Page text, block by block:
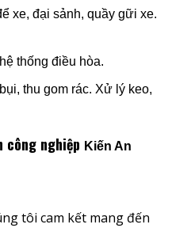
xe, đại sảnh, quầy gữi xe.
thống điều hòa.
thu gom rác. Xử lý keo,
công nghiệp Kiến An
tôi cam kết mang đến